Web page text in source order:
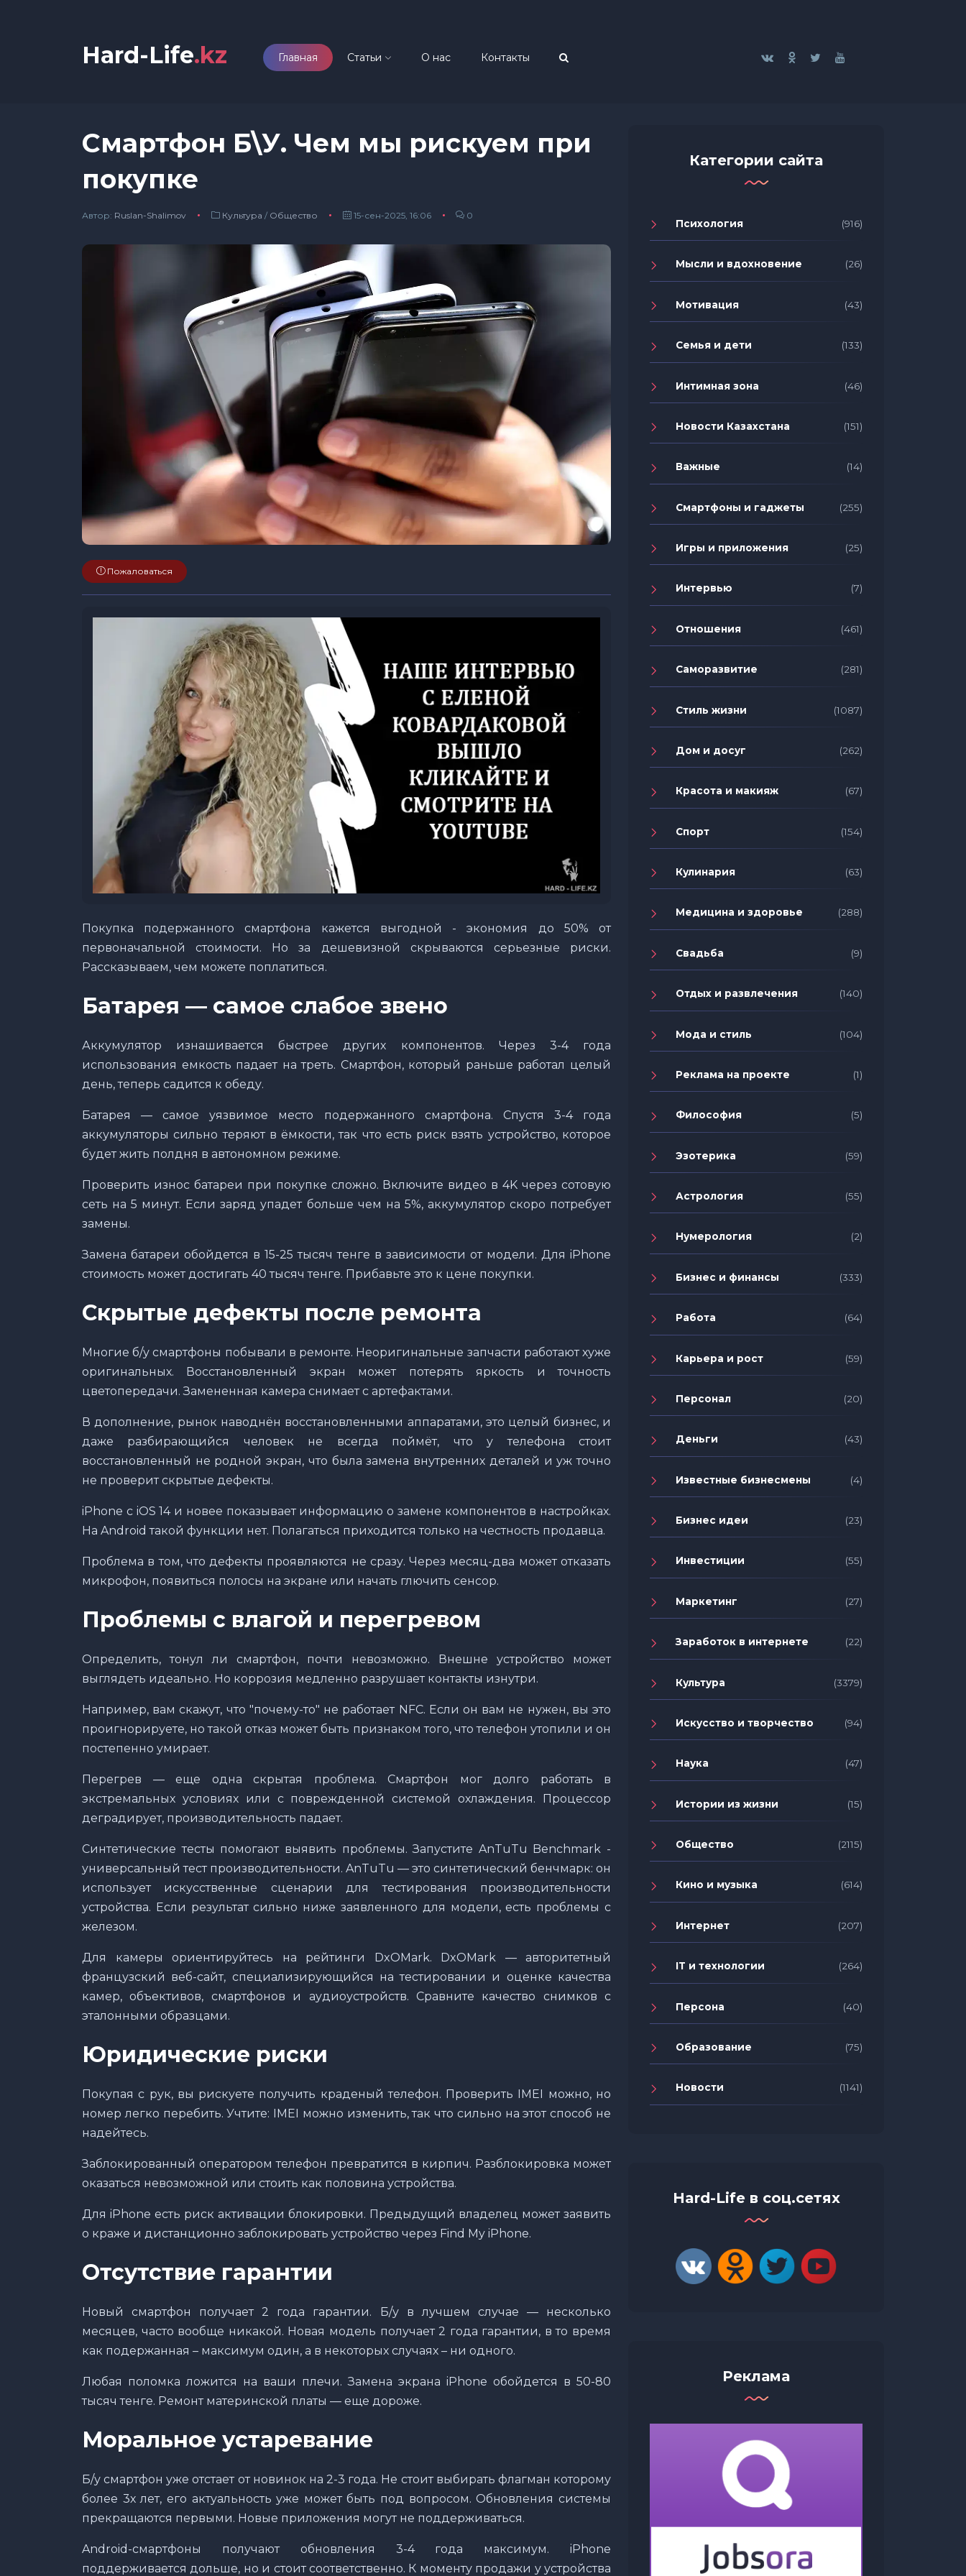
Hard-Life.kz Главная Статьи О нас Контакты
Смартфон Б\У. Чем мы рискуем при
покупке
Автор: Ruslan-Shalimov Культура / Общество 15-сен-2025, 16:06 0
Пожаловаться
Покупка подержанного смартфона кажется выгодной - экономия до 50% от
первоначальной стоимости. Но за дешевизной скрываются серьезные риски.
Рассказываем, чем можете поплатиться.
Батарея — самое слабое звено
Аккумулятор изнашивается быстрее других компонентов. Через 3-4 года
использования емкость падает на треть. Смартфон, который раньше работал целый
день, теперь садится к обеду.
Батарея — самое уязвимое место подержанного смартфона. Спустя 3-4 года
аккумуляторы сильно теряют в ёмкости, так что есть риск взять устройство, которое
будет жить полдня в автономном режиме.
Проверить износ батареи при покупке сложно. Включите видео в 4K через сотовую
сеть на 5 минут. Если заряд упадет больше чем на 5%, аккумулятор скоро потребует
замены.
Замена батареи обойдется в 15-25 тысяч тенге в зависимости от модели. Для iPhone
стоимость может достигать 40 тысяч тенге. Прибавьте это к цене покупки.
Скрытые дефекты после ремонта
Многие б/у смартфоны побывали в ремонте. Неоригинальные запчасти работают хуже
оригинальных. Восстановленный экран может потерять яркость и точность
цветопередачи. Замененная камера снимает с артефактами.
В дополнение, рынок наводнён восстановленными аппаратами, это целый бизнес, и
даже разбирающийся человек не всегда поймёт, что у телефона стоит
восстановленный не родной экран, что была замена внутренних деталей и уж точно
не проверит скрытые дефекты.
iPhone с iOS 14 и новее показывает информацию о замене компонентов в настройках.
На Android такой функции нет. Полагаться приходится только на честность продавца.
Проблема в том, что дефекты проявляются не сразу. Через месяц-два может отказать
микрофон, появиться полосы на экране или начать глючить сенсор.
Проблемы с влагой и перегревом
Определить, тонул ли смартфон, почти невозможно. Внешне устройство может
выглядеть идеально. Но коррозия медленно разрушает контакты изнутри.
Например, вам скажут, что "почему-то" не работает NFC. Если он вам не нужен, вы это
проигнорируете, но такой отказ может быть признаком того, что телефон утопили и он
постепенно умирает.
Перегрев — еще одна скрытая проблема. Смартфон мог долго работать в
экстремальных условиях или с поврежденной системой охлаждения. Процессор
деградирует, производительность падает.
Синтетические тесты помогают выявить проблемы. Запустите AnTuTu Benchmark -
универсальный тест производительности. AnTuTu — это синтетический бенчмарк: он
использует искусственные сценарии для тестирования производительности
устройства. Если результат сильно ниже заявленного для модели, есть проблемы с
железом.
Для камеры ориентируйтесь на рейтинги DxOMark. DxOMark — авторитетный
французский веб-сайт, специализирующийся на тестировании и оценке качества
камер, объективов, смартфонов и аудиоустройств. Сравните качество снимков с
эталонными образцами.
Юридические риски
Покупая с рук, вы рискуете получить краденый телефон. Проверить IMEI можно, но
номер легко перебить. Учтите: IMEI можно изменить, так что сильно на этот способ не
надейтесь.
Заблокированный оператором телефон превратится в кирпич. Разблокировка может
оказаться невозможной или стоить как половина устройства.
Для iPhone есть риск активации блокировки. Предыдущий владелец может заявить
о краже и дистанционно заблокировать устройство через Find My iPhone.
Отсутствие гарантии
Новый смартфон получает 2 года гарантии. Б/у в лучшем случае — несколько
месяцев, часто вообще никакой. Новая модель получает 2 года гарантии, в то время
как подержанная – максимум один, а в некоторых случаях – ни одного.
Любая поломка ложится на ваши плечи. Замена экрана iPhone обойдется в 50-80
тысяч тенге. Ремонт материнской платы — еще дороже.
Моральное устаревание
Б/у смартфон уже отстает от новинок на 2-3 года. Не стоит выбирать флагман которому
более 3х лет, его актуальность уже может быть под вопросом. Обновления системы
прекращаются первыми. Новые приложения могут не поддерживаться.
Android-смартфоны получают обновления 3-4 года максимум. iPhone
поддерживается дольше, но и стоит соответственно. К моменту продажи у устройства
Категории сайта
Психология (916)
Мысли и вдохновение (26)
Мотивация (43)
Семья и дети (133)
Интимная зона (46)
Новости Казахстана (151)
Важные (14)
Смартфоны и гаджеты (255)
Игры и приложения (25)
Интервью (7)
Отношения (461)
Саморазвитие (281)
Стиль жизни (1087)
Дом и досуг (262)
Красота и макияж (67)
Спорт (154)
Кулинария (63)
Медицина и здоровье (288)
Свадьба (9)
Отдых и развлечения (140)
Мода и стиль (104)
Реклама на проекте (1)
Философия (5)
Эзотерика (59)
Астрология (55)
Нумерология (2)
Бизнес и финансы (333)
Работа (64)
Карьера и рост (59)
Персонал (20)
Деньги (43)
Известные бизнесмены (4)
Бизнес идеи (23)
Инвестиции (55)
Маркетинг (27)
Заработок в интернете (22)
Культура (3379)
Искусство и творчество (94)
Наука (47)
Истории из жизни (15)
Общество (2115)
Кино и музыка (614)
Интернет (207)
IT и технологии (264)
Персона (40)
Образование (75)
Новости (1141)
Hard-Life в соц.сетях
Реклама